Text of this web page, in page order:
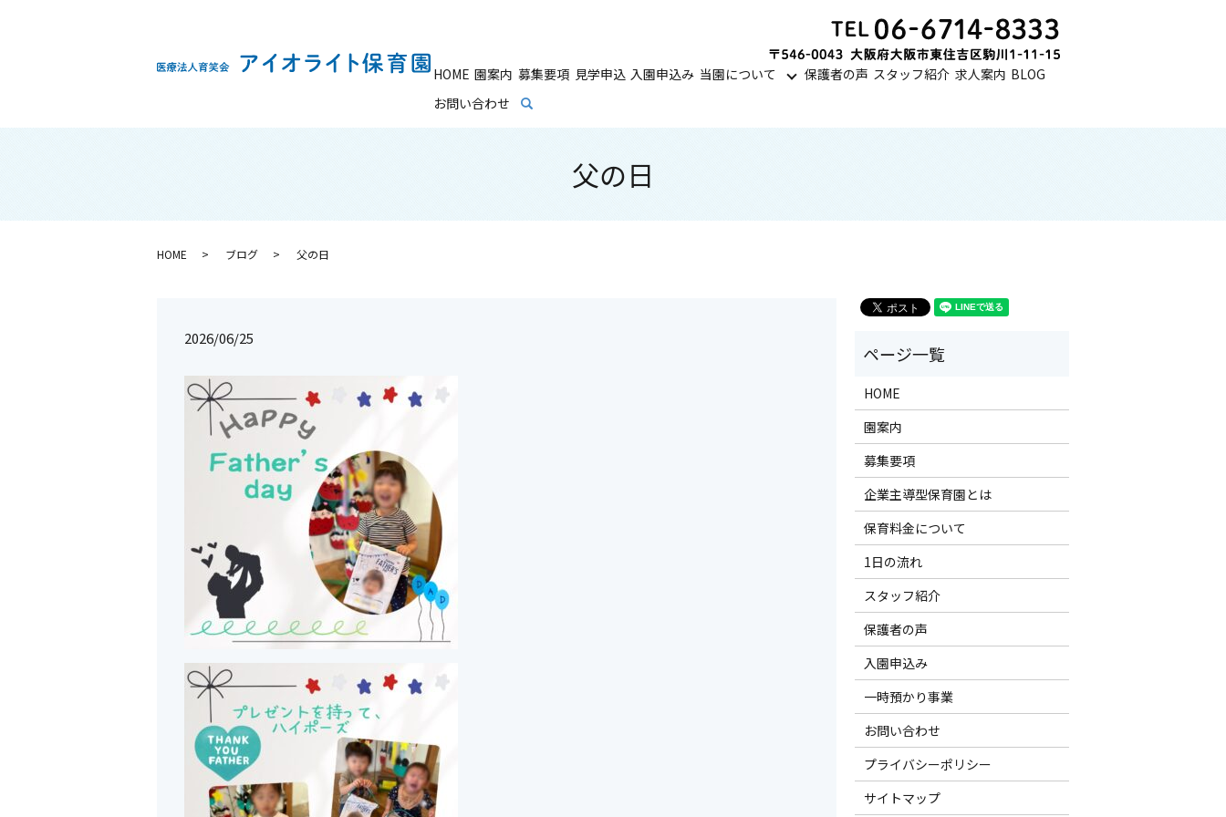
HOME 園案内 募集要項 見学申込 入園申込み 当園について 保護者の声 スタッフ紹介 求人案内 BLOG
お問い合わせ
父の日
HOME ブログ 父の日
2026/06/25
HOME
園案内
募集要項
企業主導型保育園とは
保育料金について
1日の流れ
スタッフ紹介
保護者の声
入園申込み
一時預かり事業
お問い合わせ
プライバシーポリシー
サイトマップ